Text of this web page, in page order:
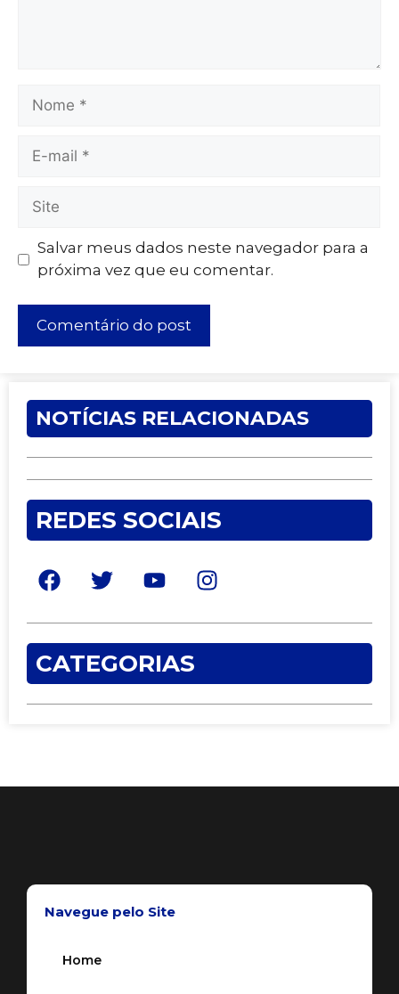
Salvar meus dados neste navegador para a
próxima vez que eu comentar.
NOTÍCIAS RELACIONADAS
REDES SOCIAIS
CATEGORIAS
Navegue pelo Site
Home